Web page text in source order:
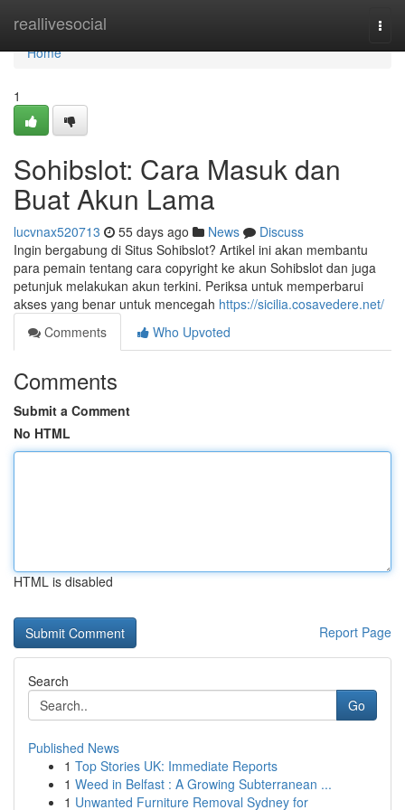
reallivesocial
Home
Home
1
Sohibslot: Cara Masuk dan
Buat Akun Lama
lucvnax520713 55 days ago News
Discuss
Ingin bergabung di Situs Sohibslot? Artikel ini akan membantu
para pemain tentang cara copyright ke akun Sohibslot dan juga
petunjuk melakukan akun terkini. Periksa untuk memperbarui
akses yang benar untuk mencegah https://sicilia.cosavedere.net/
Comments
Who Upvoted
Comments
Submit a Comment
No HTML
HTML is disabled
Report Page
Search
Go
Published News
1 Top Stories UK: Immediate Reports
1 Weed in Belfast : A Growing Subterranean ...
1 Unwanted Furniture Removal Sydney for